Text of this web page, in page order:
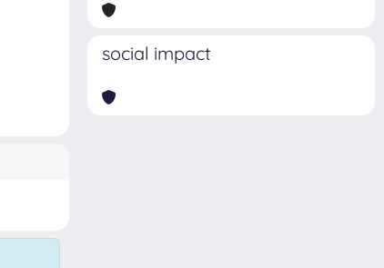
social impact